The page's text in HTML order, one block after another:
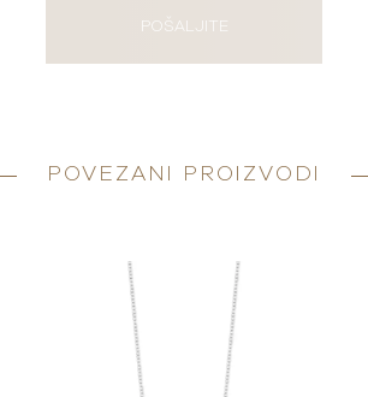
POŠALJITE
POVEZANI PROIZVODI